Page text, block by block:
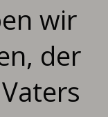
wir
der